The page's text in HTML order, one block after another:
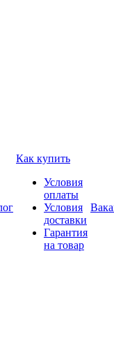
Как купить
Условия
оплаты
Условия
доставки
Гарантия
на товар